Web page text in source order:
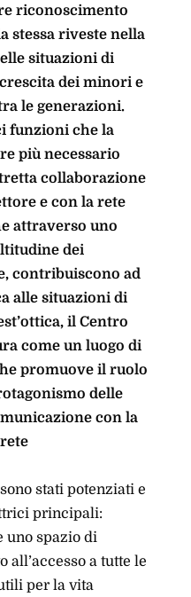
riconoscimento
stessa riveste nella
situazioni di
dei minori e
le generazioni.
funzioni che la
più necessario
collaborazione
e con la rete
attraverso uno
dei
contribuiscono ad
alle situazioni di
il Centro
come un luogo di
promuove il ruolo
delle
con la
stati potenziati e
principali:
uno spazio di
all’accesso a tutte le
per la vita